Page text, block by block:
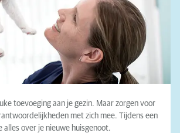
toevoeging aan je gezin. Maar zorgen voor
met zich mee. Tijdens een
alles over je nieuwe huisgenoot.